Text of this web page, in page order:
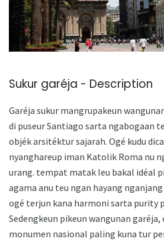
Sukur garéja - Description
Garéja sukur mangrupakeun
di puseur Santiago sarta ngabogaan
objék arsitéktur sajarah. Ogé kudu
nyanghareup iman Katolik Roma nu
urang. tempat matak Ieu bakal idéal
agama anu teu ngan hayang
ogé terjun kana harmoni sarta purity
Sedengkeun pikeun wangunan
monumen nasional paling kuna tur